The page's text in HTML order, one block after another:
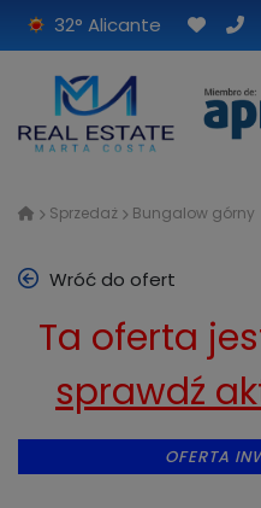
32° Alicante
Sprzedaż Bungalow górny
Wróć do ofert
Ta oferta
sprawdź
OFERTA